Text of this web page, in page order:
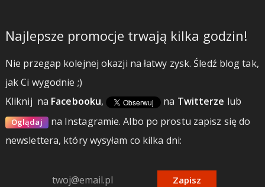
Najlepsze promocje trwają kilka godzin!
Nie przegap kolejnej okazji na łatwy zysk. Śledź blog tak,
jak Ci wygodnie ;)
Kliknij na Facebooku, na Twitterze lub
Oglądaj na Instagramie.Albo po prostu zapisz się do
newslettera, który wysyłam co kilka dni:
Zapisz